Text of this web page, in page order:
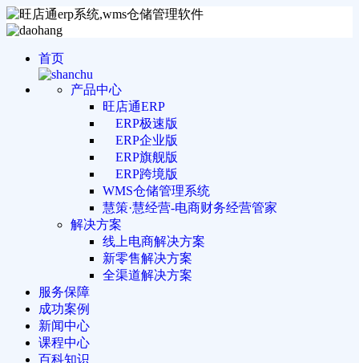
首页
产品中心
旺店通ERP
ERP极速版
ERP企业版
ERP旗舰版
ERP跨境版
WMS仓储管理系统
慧策·慧经营-电商财务经营管家
解决方案
线上电商解决方案
新零售解决方案
全渠道解决方案
服务保障
成功案例
新闻中心
课程中心
百科知识